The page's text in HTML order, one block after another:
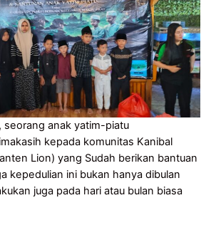
seorang anak yatim-piatu
kepada komunitas Kanibal
Lion) yang Sudah berikan bantuan
kepedulian ini bukan hanya dibulan
juga pada hari atau bulan biasa